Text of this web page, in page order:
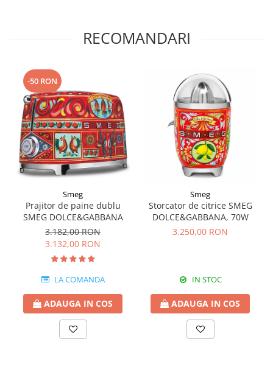
RECOMANDARI
-50 RON
Smeg
Prajitor de paine dublu
SMEG DOLCE&GABBANA
3.182,00 RON
3.132,00 RON
LA COMANDA
ADAUGA IN COS
Smeg
Storcator de citrice SMEG
DOLCE&GABBANA, 70W
3.250,00 RON
IN STOC
ADAUGA IN COS